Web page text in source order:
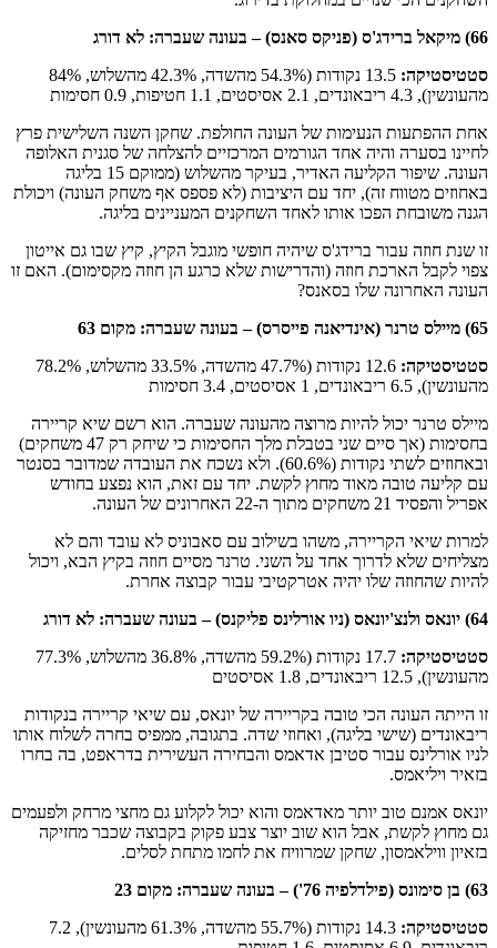
66) מיקאל ברידג'ס (פניקס סאנס) –
בעונה שעברה: לא דורג
סטטיסטיקה:
13.5 נקודות (54.3% מהשדה, 42.3% מהשלוש, 84%
מהעונשין), 4.3 ריבאונדים, 2.1 אסיסטים, 1.1 חטיפות, 0.9 חסימות
אחת ההפתעות הנעימות של העונה החולפת. שחקן השנה השלישית פרץ
לחיינו בסערה והיה אחד הגורמים המרכזיים להצלחה של סגנית האלופה
העונה. שיפור הקליעה האדיר, בעיקר מהשלוש (ממוקם 15 בליגה
באחוזים מטווח זה), יחד עם היציבות (לא פספס אף משחק העונה) ויכולת
הגנה משובחת הפכו אותו לאחד השחקנים המעניינים בליגה.
זו שנת חוזה עבור ברידג'ס שיהיה חופשי מוגבל הקיץ, קיץ שבו גם אייטון
צפוי לקבל הארכת חוזה (והדרישות שלא כרגע הן חוזה מקסימום). האם זו
העונה האחרונה שלו בסאנס?
65) מיילס טרנר (אינדיאנה פייסרס) –
בעונה שעברה: מקום 63
סטטיסטיקה:
12.6 נקודות (47.7% מהשדה, 33.5% מהשלוש, 78.2%
מהעונשין), 6.5 ריבאונדים, 1 אסיסטים, 3.4 חסימות
מיילס טרנר יכול להיות מרוצה מהעונה שעברה. הוא רשם שיא קריירה
בחסימות (אך סיים שני בטבלת מלך החסימות כי שיחק רק 47 משחקים)
ובאחוזים לשתי נקודות (60.6%). ולא נשכח את העובדה שמדובר בסנטר
עם קליעה טובה מאוד מחוץ לקשת. יחד עם זאת, הוא נפצע בחודש
אפריל והפסיד 21 משחקים מתוך ה-22 האחרונים של העונה.
למרות שיאי הקריירה, משהו בשילוב עם סאבוניס לא עובד והם לא
מצליחים שלא לדרוך אחד על השני. טרנר מסיים חוזה בקיץ הבא, ויכול
להיות שהחוזה שלו יהיה אטרקטיבי עבור קבוצה אחרת.
64) יונאס ולנצ'יונאס (ניו אורלינס פליקנס) –בעונה שעברה: לא דורג
סטטיסטיקה:
17.7 נקודות (59.2% מהשדה, 36.8% מהשלוש, 77.3%
מהעונשין), 12.5 ריבאונדים, 1.8 אסיסטים
זו הייתה העונה הכי טובה בקריירה של יונאס, עם שיאי קריירה בנקודות
ריבאונדים (שישי בליגה), ואחוזי שדה. בתגובה, ממפיס בחרה לשלוח אותו
לניו אורלינס עבור סטיבן אדאמס והבחירה העשירית בדראפט, בה בחרו
בזאיר ויליאמס.
יונאס אמנם טוב יותר מאדאמס והוא יכול לקלוע גם מחצי מרחק ולפעמים
גם מחוץ לקשת, אבל הוא שוב יוצר צבע פקוק בקבוצה שכבר מחזיקה
בזאיון ווילאמסון, שחקן שמרוויח את לחמו מתחת לסלים.
63) בן סימונס (פילדלפיה 76') –
בעונה שעברה: מקום 23
סטטיסטיקה:
14.3 נקודות (55.7% מהשדה, 61.3% מהעונשין), 7.2